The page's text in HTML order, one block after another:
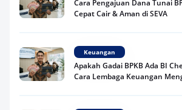
Cara Pengajuan Dana Tunai
Cepat Cair & Aman di SEVA
Keuangan
Apakah Gadai BPKB Ada BI
Cara Lembaga Keuangan